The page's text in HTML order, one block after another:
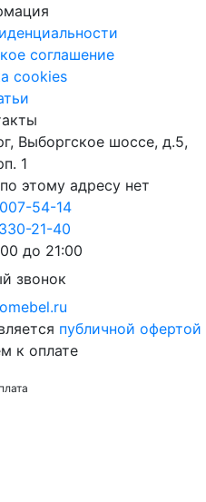
соглашение
cookies
Выборгское шоссе, д.5,
1
этому адресу нет
54-14
21-40
до 21:00
звонок
публичной офертой
к оплате